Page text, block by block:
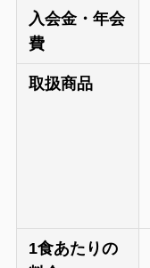
入会金・年会
費
取扱商品
1食あたりの